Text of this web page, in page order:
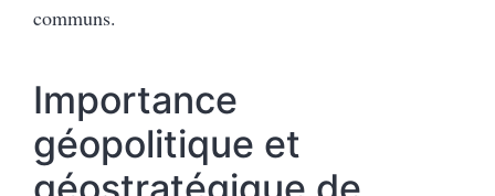
communs.
Importance
géopolitique et